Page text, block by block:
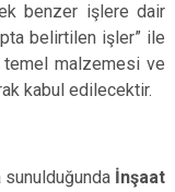
benzer işlere dair
belirtilen işler” ile
malzemesi ve
kabul edilecektir.
İnşaat